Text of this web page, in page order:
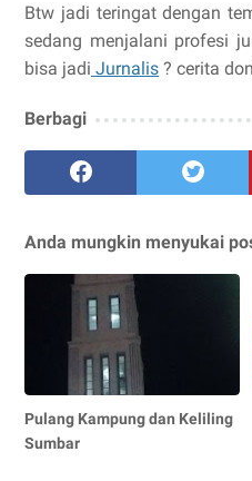
Btw jadi teringat dengan
sedang menjalani profesi
bisa jadi Jurnalis ? cerita
Berbagi
Anda mungkin menyukai
Pulang Kampung dan Keliling
Sumbar